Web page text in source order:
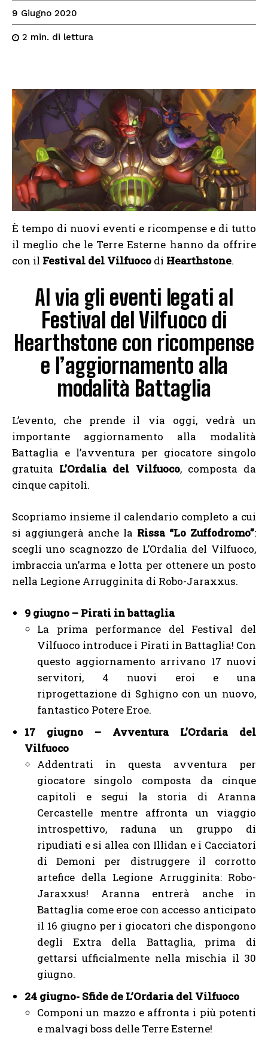
9 Giugno 2020
2 min. di lettura
È tempo di nuovi eventi e ricompense e di tutto
il meglio che le Terre Esterne hanno da offrire
con il Festival del Vilfuoco di Hearthstone.
Al via gli eventi legati al
Festival del Vilfuoco di
Hearthstone con ricompense
e l’aggiornamento alla
modalità Battaglia
L’evento, che prende il via oggi, vedrà un
importante aggiornamento alla modalità
Battaglia e l’avventura per giocatore singolo
gratuita L’Ordalia del Vilfuoco, composta da
cinque capitoli.
Scopriamo insieme il calendario completo a cui
si aggiungerà anche la Rissa “Lo Zuffodromo”:
scegli uno scagnozzo de L’Ordalia del Vilfuoco,
imbraccia un’arma e lotta per ottenere un posto
nella Legione Arrugginita di Robo-Jaraxxus.
9 giugno – Pirati in battaglia
La prima performance del Festival del
Vilfuoco introduce i Pirati in Battaglia! Con
questo aggiornamento arrivano 17 nuovi
servitori, 4 nuovi eroi e una
riprogettazione di Sghigno con un nuovo,
fantastico Potere Eroe.
17 giugno – Avventura L’Ordaria del
Vilfuoco
Addentrati in questa avventura per
giocatore singolo composta da cinque
capitoli e segui la storia di Aranna
Cercastelle mentre affronta un viaggio
introspettivo, raduna un gruppo di
ripudiati e si allea con Illidan e i Cacciatori
di Demoni per distruggere il corrotto
artefice della Legione Arrugginita: Robo-
Jaraxxus! Aranna entrerà anche in
Battaglia come eroe con accesso anticipato
il 16 giugno per i giocatori che dispongono
degli Extra della Battaglia, prima di
gettarsi ufficialmente nella mischia il 30
giugno.
24 giugno- Sfide de L’Ordaria del Vilfuoco
Componi un mazzo e affronta i più potenti
e malvagi boss delle Terre Esterne!